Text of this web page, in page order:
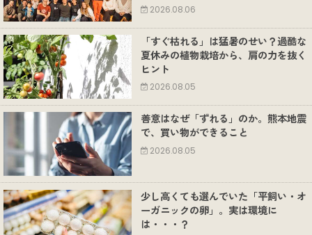
2026.08.06
「すぐ枯れる」は猛暑のせい？過酷な
夏休みの植物栽培から、肩の力を抜く
ヒント
2026.08.05
善意はなぜ「ずれる」のか。熊本地震
で、買い物ができること
2026.08.05
少し高くても選んでいた「平飼い・オ
ーガニックの卵」。実は環境に
は・・・？